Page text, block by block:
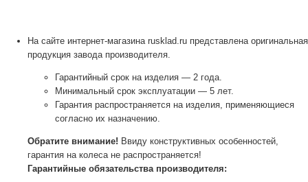
На сайте интернет-магазина rusklad.ru представлена оригинальная
продукция завода производителя.
Гарантийный срок на изделия — 2 года.
Минимальный срок эксплуатации — 5 лет.
Гарантия распространяется на изделия, применяющиеся
согласно их назначению.
Обратите внимание! Ввиду конструктивных особенностей,
гарантия на колеса не распространяется!
Гарантийные обязательства производителя: